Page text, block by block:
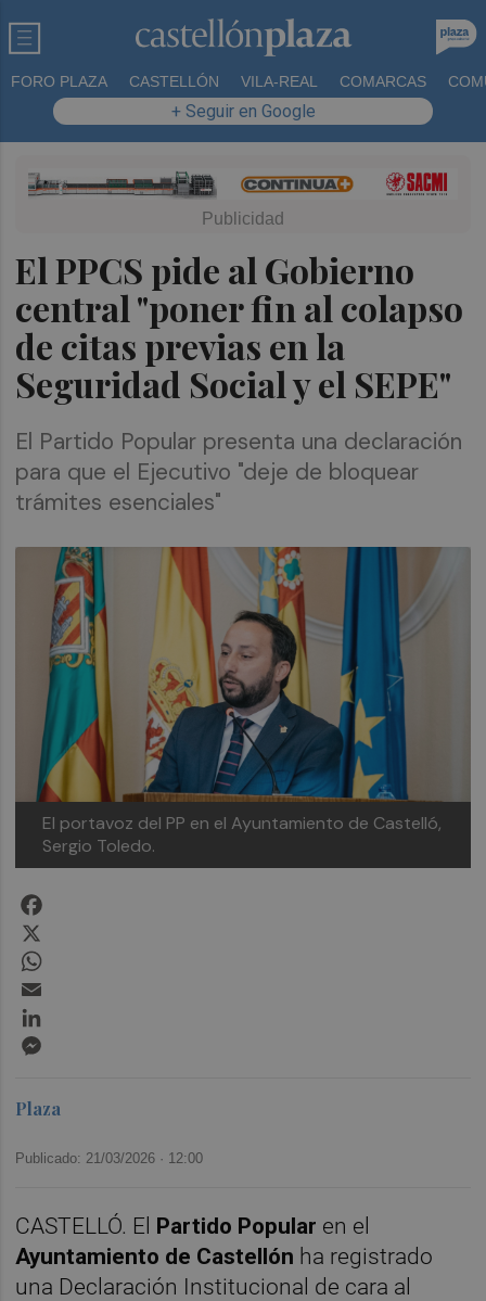
FORO PLAZA CASTELLÓN VILA-REAL COMARCAS
+ Seguir en Google
El PPCS pide al Gobierno
central "poner fin al colapso
de citas previas en la
Seguridad Social y el SEPE"
El Partido Popular presenta una declaración
para que el Ejecutivo "deje de bloquear
trámites esenciales"
El portavoz del PP en el Ayuntamiento de Castelló,
Sergio Toledo.
Plaza
Publicado: 21/03/2026 · 12:00
CASTELLÓ. El Partido Popular en el
Ayuntamiento de Castellón ha registrado
una Declaración Institucional de cara al